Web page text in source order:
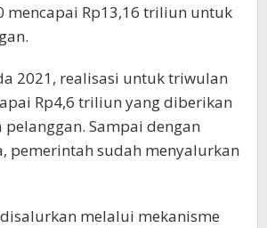
mencapai Rp13,16 triliun untuk
2021, realisasi untuk triwulan
Rp4,6 triliun yang diberikan
Sampai dengan
pemerintah sudah menyalurkan
melalui mekanisme